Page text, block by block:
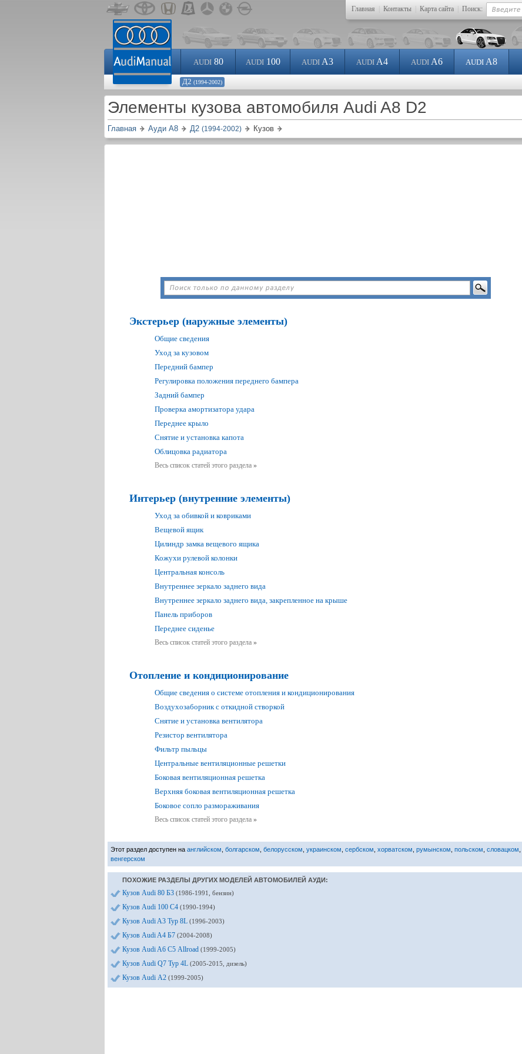
Главная Контакты Карта сайта Поиск:
AUDI80 AUDI100 AUDI A3 AUDI A4 AUDI A6 AUDI A8
Д2 (1994-2002)
Элементы кузова автомобиля Audi A8 D2
Главная Ауди A8 Д2 (1994-2002) Кузов
Экстерьер (наружные элементы)
Общие сведения
Уход за кузовом
Передний бампер
Регулировка положения переднего бампера
Задний бампер
Проверка амортизатора удара
Переднее крыло
Снятие и установка капота
Облицовка радиатора
Весь список статей этого раздела »
Интерьер (внутренние элементы)
Уход за обивкой и ковриками
Вещевой ящик
Цилиндр замка вещевого ящика
Кожухи рулевой колонки
Центральная консоль
Внутреннее зеркало заднего вида
Внутреннее зеркало заднего вида, закрепленное на крыше
Панель приборов
Переднее сиденье
Весь список статей этого раздела »
Отопление и кондиционирование
Общие сведения о системе отопления и кондиционирования
Воздухозаборник с откидной створкой
Снятие и установка вентилятора
Резистор вентилятора
Фильтр пыльцы
Центральные вентиляционные решетки
Боковая вентиляционная решетка
Верхняя боковая вентиляционная решетка
Боковое сопло размораживания
Весь список статей этого раздела »
Этот раздел доступен на английском болгарском белорусском украинском сербском хорватском румынском польском словацком
венгерском
ПОХОЖИЕ РАЗДЕЛЫ ДРУГИХ МОДЕЛЕЙ АВТОМОБИЛЕЙ АУДИ:
Кузов Audi 80 Б3 (1986-1991, бензин)
Кузов Audi 100 С4 (1990-1994)
Кузов Audi A3 Typ 8L (1996-2003)
Кузов Audi A4 Б7 (2004-2008)
Кузов Audi A6 С5 Allroad (1999-2005)
Кузов Audi Q7 Typ 4L (2005-2015, дизель)
Кузов Audi А2 (1999-2005)